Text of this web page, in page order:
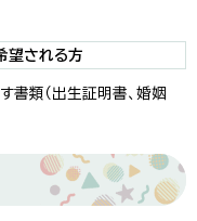
望される方
書類（出生証明書、婚姻